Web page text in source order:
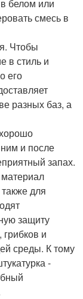
белом или
смесь в
Чтобы
в стиль и
его
разных баз, а
и после
запах.
для
защиту
и
среды. К тому
-